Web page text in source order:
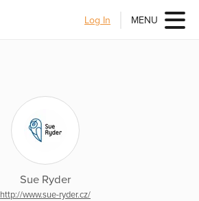
Log In MENU
Sue Ryder
http://www.sue-ryder.cz/